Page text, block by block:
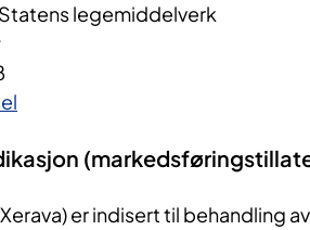
legemiddelverk
er indisert til behandling